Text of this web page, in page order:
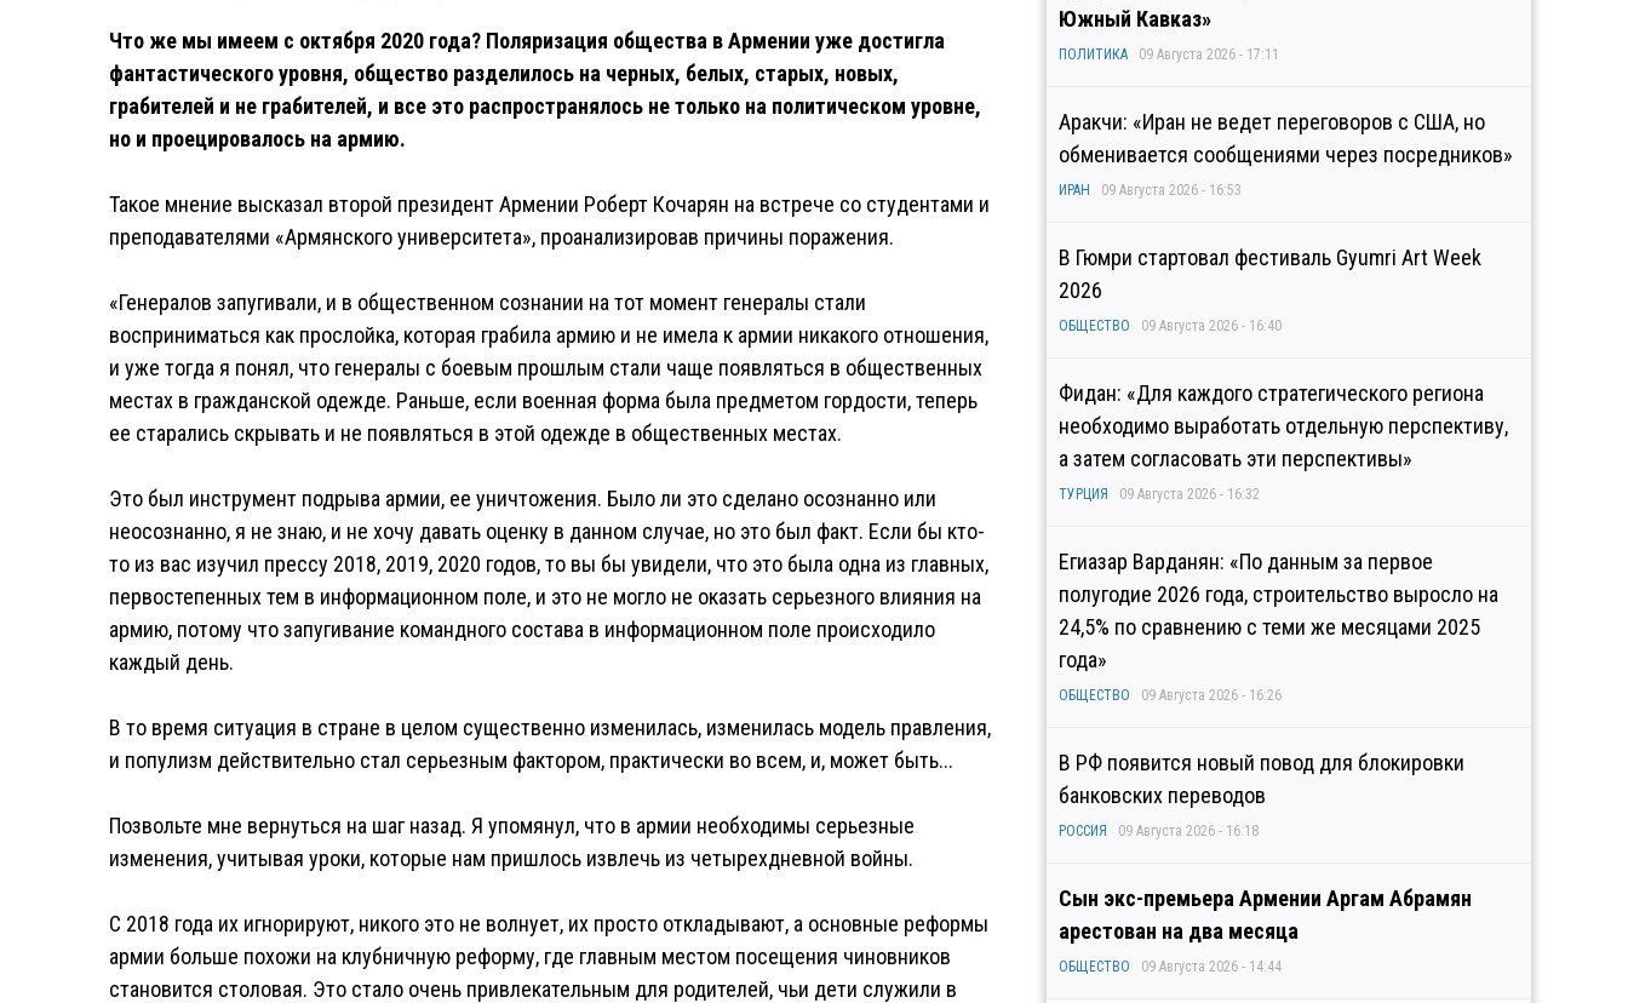
Что же мы имеем с октября 2020 года? Поляризация общества в Армении уже достигла
фантастического уровня, общество разделилось на черных, белых, старых, новых,
грабителей и не грабителей, и все это распространялось не только на политическом уровне,
но и проецировалось на армию.
Такое мнение высказал второй президент Армении Роберт Кочарян на встрече со студентами и
преподавателями «Армянского университета», проанализировав причины поражения.
«Генералов запугивали, и в общественном сознании на тот момент генералы стали
восприниматься как прослойка, которая грабила армию и не имела к армии никакого отношения,
и уже тогда я понял, что генералы с боевым прошлым стали чаще появляться в общественных
местах в гражданской одежде. Раньше, если военная форма была предметом гордости, теперь
ее старались скрывать и не появляться в этой одежде в общественных местах.
Это был инструмент подрыва армии, ее уничтожения. Было ли это сделано осознанно или
неосознанно, я не знаю, и не хочу давать оценку в данном случае, но это был факт. Если бы кто-
то из вас изучил прессу 2018, 2019, 2020 годов, то вы бы увидели, что это была одна из главных,
первостепенных тем в информационном поле, и это не могло не оказать серьезного влияния на
армию, потому что запугивание командного состава в информационном поле происходило
каждый день.
В то время ситуация в стране в целом существенно изменилась, изменилась модель правления,
и популизм действительно стал серьезным фактором, практически во всем, и, может быть...
Позвольте мне вернуться на шаг назад. Я упомянул, что в армии необходимы серьезные
изменения, учитывая уроки, которые нам пришлось извлечь из четырехдневной войны.
С 2018 года их игнорируют, никого это не волнует, их просто откладывают, а основные реформы
армии больше похожи на клубничную реформу, где главным местом посещения чиновников
становится столовая. Это стало очень привлекательным для родителей, чьи дети служили в
Южный Кавказ»
ПОЛИТИКА 09 Августа 2026 - 17:11
Аракчи: «Иран не ведет переговоров с США, но
обменивается сообщениями через посредников»
ИРАН 09 Августа 2026 - 16:53
В Гюмри стартовал фестиваль Gyumri Art Week
2026
ОБЩЕСТВО 09 Августа 2026 - 16:40
Фидан: «Для каждого стратегического региона
необходимо выработать отдельную перспективу,
а затем согласовать эти перспективы»
ТУРЦИЯ 09 Августа 2026 - 16:32
Егиазар Варданян: «По данным за первое
полугодие 2026 года, строительство выросло на
24,5% по сравнению с теми же месяцами 2025
года»
ОБЩЕСТВО 09 Августа 2026 - 16:26
В РФ появится новый повод для блокировки
банковских переводов
РОССИЯ 09 Августа 2026 - 16:18
Сын экс-премьера Армении Аргам Абрамян
арестован на два месяца
ОБЩЕСТВО 09 Августа 2026 - 14:44